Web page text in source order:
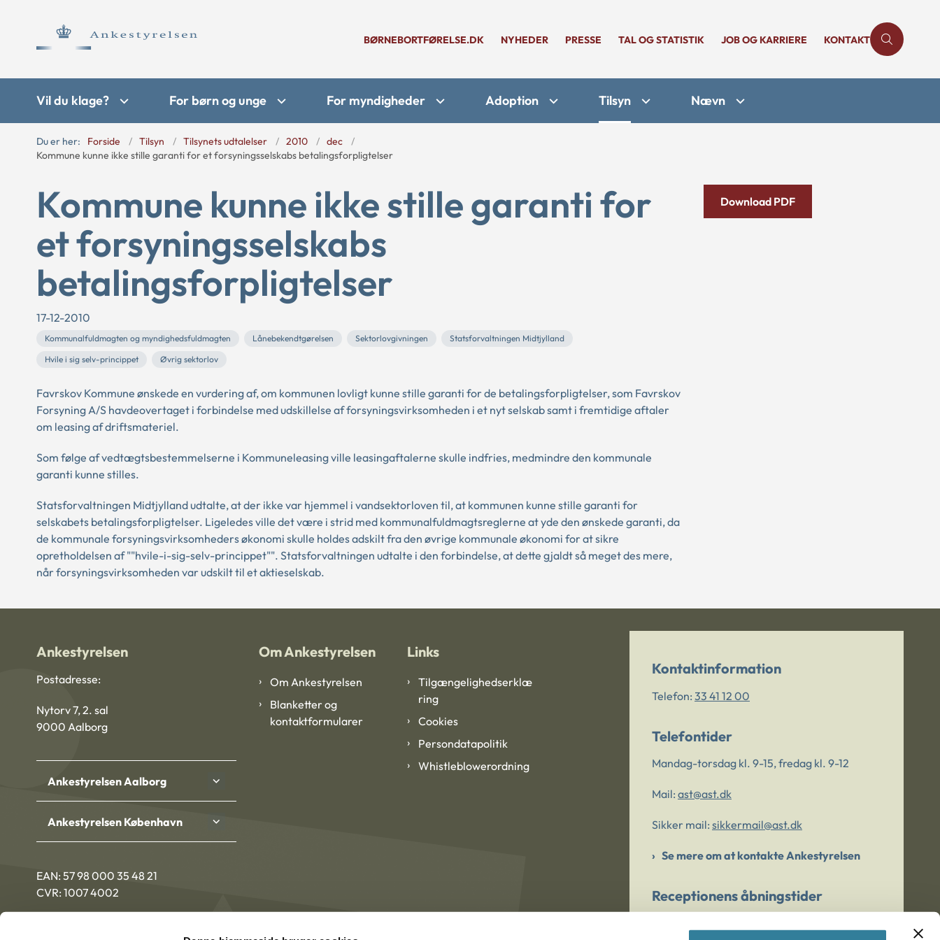
BØRNEBORTFØRELSE.DK NYHEDER PRESSE TAL OG STATISTIK JOB OG KARRIERE KONTAKT
Vil du klage? For børn og unge For myndigheder Adoption Tilsyn Nævn
Du er her: Forside Tilsyn Tilsynets udtalelser 2010
dec
Kommune kunne ikke stille garanti for et forsyningsselskabs betalingsforpligtelser
Kommune kunne ikke stille garanti for
et forsyningsselskabs
betalingsforpligtelser
17-12-2010
Kommunalfuldmagten og myndighedsfuldmagten Lånebekendtgørelsen Sektorlovgivningen
Statsforvaltningen Midtjylland
Hvile i sig selv-princippet
Øvrig sektorlov
Favrskov Kommune ønskede en vurdering af, om kommunen lovligt kunne stille garanti for de betalingsforpligtelser, som Favrskov
Forsyning A/S havdeovertaget i forbindelse med udskillelse af forsyningsvirksomheden i et nyt selskab samt i fremtidige aftaler
om leasing af driftsmateriel.
Som følge af vedtægtsbestemmelserne i Kommuneleasing ville leasingaftalerne skulle indfries, medmindre den kommunale
garanti kunne stilles.
Statsforvaltningen Midtjylland udtalte, at der ikke var hjemmel i vandsektorloven til, at kommunen kunne stille garanti for
selskabets betalingsforpligtelser. Ligeledes ville det være i strid med kommunalfuldmagtsreglerne at yde den ønskede garanti, da
de kommunale forsyningsvirksomheders økonomi skulle holdes adskilt fra den øvrige kommunale økonomi for at sikre
opretholdelsen af ""hvile-i-sig-selv-princippet"". Statsforvaltningen udtalte i den forbindelse, at dette gjaldt så meget des mere,
når forsyningsvirksomheden var udskilt til et aktieselskab.
Download PDF
Ankestyrelsen
Postadresse:
Nytorv 7, 2. sal
9000 Aalborg
Ankestyrelsen Aalborg
Ankestyrelsen København
EAN: 57 98 000 35 48 21
CVR: 1007 4002
Om Ankestyrelsen
Om Ankestyrelsen
Blanketter og
kontaktformularer
Links
Tilgængelighedserklæ
ring
Cookies
Persondatapolitik
Whistleblowerordning
Kontaktinformation
Telefon: 33 41 12 00
Telefontider
Mandag-torsdag kl. 9-15, fredag kl. 9-12
Mail: ast@ast.dk
Sikker mail: sikkermail@ast.dk
Se mere om at kontakte Ankestyrelsen
Receptionens åbningstider